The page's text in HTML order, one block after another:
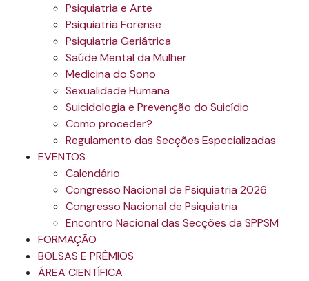
Psiquiatria e Arte
Psiquiatria Forense
Psiquiatria Geriátrica
Saúde Mental da Mulher
Medicina do Sono
Sexualidade Humana
Suicidologia e Prevenção do Suicídio
Como proceder?
Regulamento das Secções Especializadas
EVENTOS
Calendário
Congresso Nacional de Psiquiatria 2026
Congresso Nacional de Psiquiatria
Encontro Nacional das Secções da SPPSM
FORMAÇÃO
BOLSAS E PRÉMIOS
ÁREA CIENTÍFICA